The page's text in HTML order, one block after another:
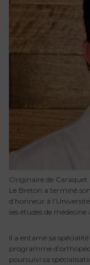
Originaire de
Le Breton a terminé
d’honneur à
ses études de
Il a entamé sa
programme
poursuivi sa